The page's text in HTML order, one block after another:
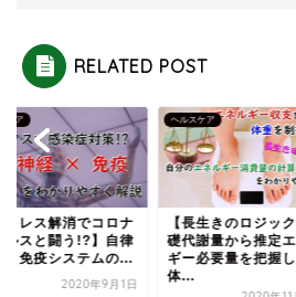
RELATED POST
ケア
トレス解消でコロナ
ルスと闘う!?】自律
と免疫システムの...
2020年9月1日
ヘルスケア
【長生きのロジッ
礎代謝量から推定
ギー必要量を把握
体...